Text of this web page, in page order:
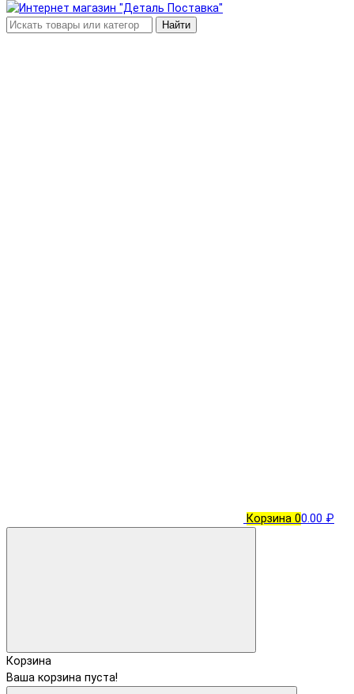
Найти
Корзина 00.00 ₽
Корзина
Ваша корзина пуста!